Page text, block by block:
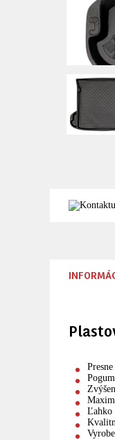
Ľahko